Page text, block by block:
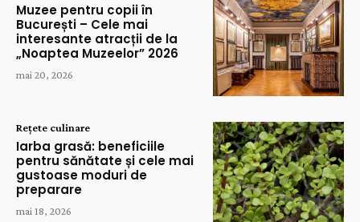
Muzee pentru copii în
București – Cele mai
interesante atracții de la
„Noaptea Muzeelor” 2026
mai 20, 2026
Rețete culinare
Iarba grasă: beneficiile
pentru sănătate și cele mai
gustoase moduri de
preparare
mai 18, 2026